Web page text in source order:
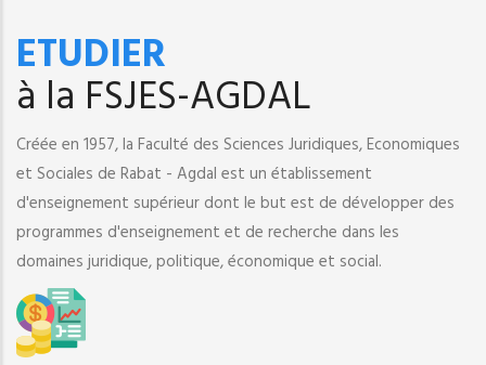
ETUDIER
à la FSJES-AGDAL
Créée en 1957, la Faculté des Sciences Juridiques, Economiques
et Sociales de Rabat - Agdal est un établissement
d'enseignement supérieur dont le but est de développer des
programmes d'enseignement et de recherche dans les
domaines juridique, politique, économique et social.